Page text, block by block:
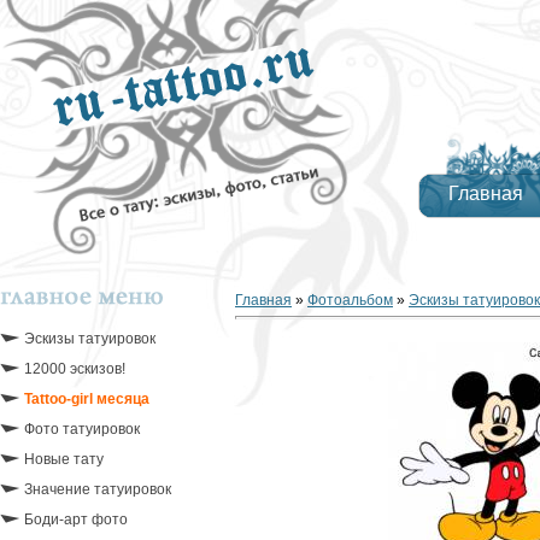
Главная
Эскизы татуировок
12000 эскизов!
Tattoo-girl месяца
Фото татуировок
Новые тату
Значение татуировок
Боди-арт фото
Главная » Фотоальбом » Эскизы татуировок